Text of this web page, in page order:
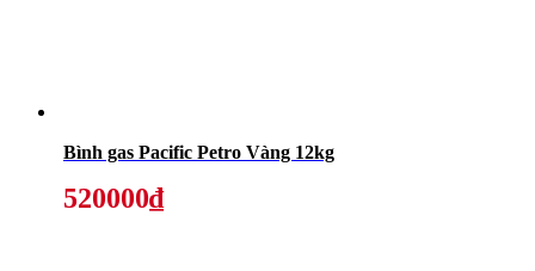
Bình gas Pacific Petro Vàng 12kg
520000₫